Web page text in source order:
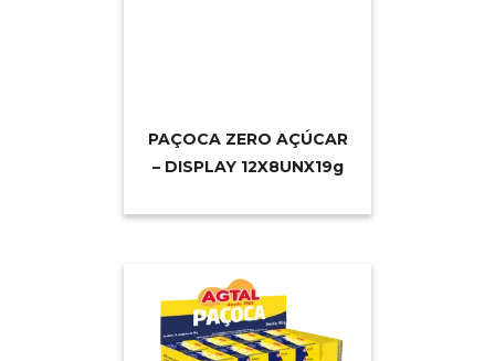
PAÇOCA ZERO AÇÚCAR
– DISPLAY 12X8UNX19g